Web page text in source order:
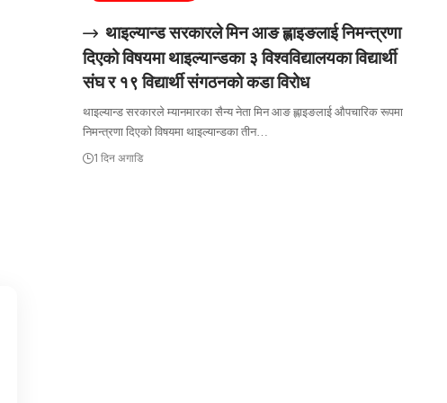
थाइल्यान्ड सरकारले मिन आङ ह्लाइङलाई निमन्त्रणा
दिएको विषयमा थाइल्यान्डका ३ विश्वविद्यालयका विद्यार्थी
संघ र १९ विद्यार्थी संगठनको कडा विरोध
थाइल्यान्ड सरकारले म्यानमारका सैन्य नेता मिन आङ ह्लाइङलाई औपचारिक रूपमा
निमन्त्रणा दिएको विषयमा थाइल्यान्डका तीन…
1 दिन अगाडि